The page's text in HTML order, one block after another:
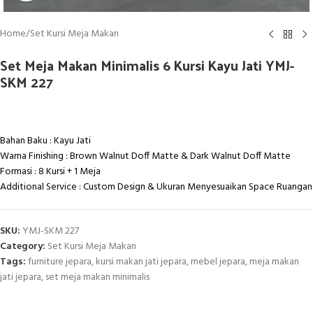
Home/Set Kursi Meja Makan
Set Meja Makan Minimalis 6 Kursi Kayu Jati YMJ-
SKM 227
Bahan Baku : Kayu Jati
Warna Finishing : Brown Walnut Doff Matte & Dark Walnut Doff Matte
Formasi : 8 Kursi + 1 Meja
Additional Service : Custom Design & Ukuran Menyesuaikan Space Ruangan
SKU: YMJ-SKM 227
Category: Set Kursi Meja Makan
Tags:furniture jepara,kursi makan jati jepara,mebel jepara,meja makan
jati jepara,set meja makan minimalis